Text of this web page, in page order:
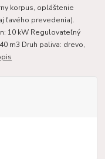
korpus, opláštenie
ľavého prevedenia).
10 kW Regulovateľný
m3 Druh paliva: drevo,